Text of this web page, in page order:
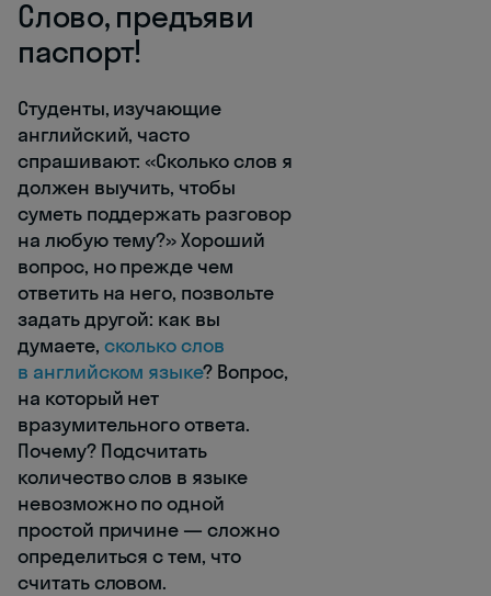
Слово, предъяви
паспорт!
Студенты, изучающие
английский, часто
спрашивают: «Сколько слов я
должен выучить, чтобы
суметь поддержать разговор
на любую тему?» Хороший
вопрос, но прежде чем
ответить на него, позвольте
задать другой: как вы
думаете, сколько слов
в английском языке? Вопрос,
на который нет
вразумительного ответа.
Почему? Подсчитать
количество слов в языке
невозможно по одной
простой причине — сложно
определиться с тем, что
считать словом.